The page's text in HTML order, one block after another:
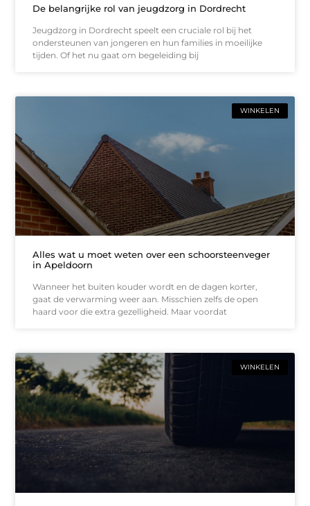
De belangrijke rol van jeugdzorg in Dordrecht
Jeugdzorg in Dordrecht speelt een cruciale rol bij het
ondersteunen van jongeren en hun families in moeilijke
tijden. Of het nu gaat om begeleiding bij
WINKELEN
Alles wat u moet weten over een schoorsteenveger
in Apeldoorn
Wanneer het buiten kouder wordt en de dagen korter,
gaat de verwarming weer aan. Misschien zelfs de open
haard voor die extra gezelligheid. Maar voordat
WINKELEN